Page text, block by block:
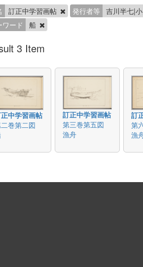
訂正中学習画帖 発行者等 吉川半七|
ワード
船
3 Item
中学習画帖
巻第二図
訂正中学習画帖
第三巻第五図
漁舟
訂
第
漁